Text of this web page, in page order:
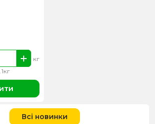
кг
Всі новинки